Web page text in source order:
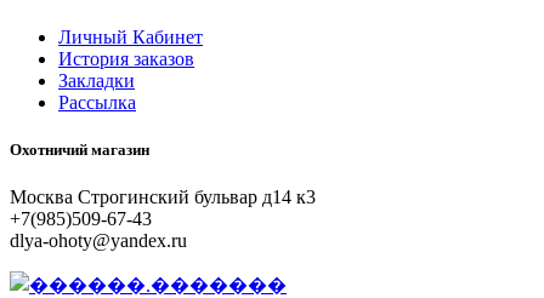
Личный Кабинет
История заказов
Закладки
Рассылка
Охотничий магазин
Москва Строгинский бульвар д14 к3
+7(985)509-67-43
dlya-ohoty@yandex.ru